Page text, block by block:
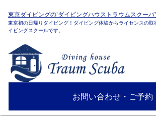
東京ダイビングの'ダイビングハウストラウムスクーバ'
東京初の日帰りダイビング！ダイビング体験からライセンスの
イビングスクールです。
お問い合わせ・ご予約